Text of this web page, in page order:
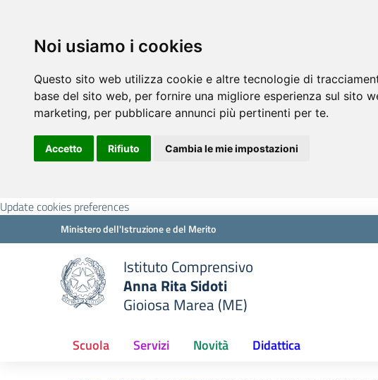
Noi usiamo i cookies
Questo sito web utilizza cookie e altre tecnologie di
base del sito web, per fornire una migliore esperienza sul sito
marketing, per pubblicare annunci più pertinenti per te.
Accetto Rifiuto Cambia le mie impostazioni
Update cookies preferences
Ministero dell'Istruzione e del Merito
Istituto Comprensivo
Anna Rita Sidoti
Gioiosa Marea (ME)
Scuola Servizi Novità Didattica